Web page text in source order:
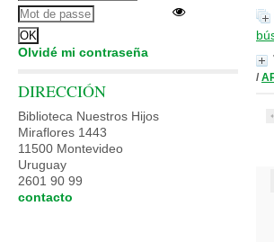
/
Olvidé mi contraseña
DIRECCIÓN
Biblioteca Nuestros Hijos
Miraflores 1443
11500 Montevideo
Uruguay
2601 90 99
contacto